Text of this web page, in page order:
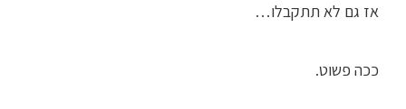
אז גם לא תתקבלו…
ככה פשוט.